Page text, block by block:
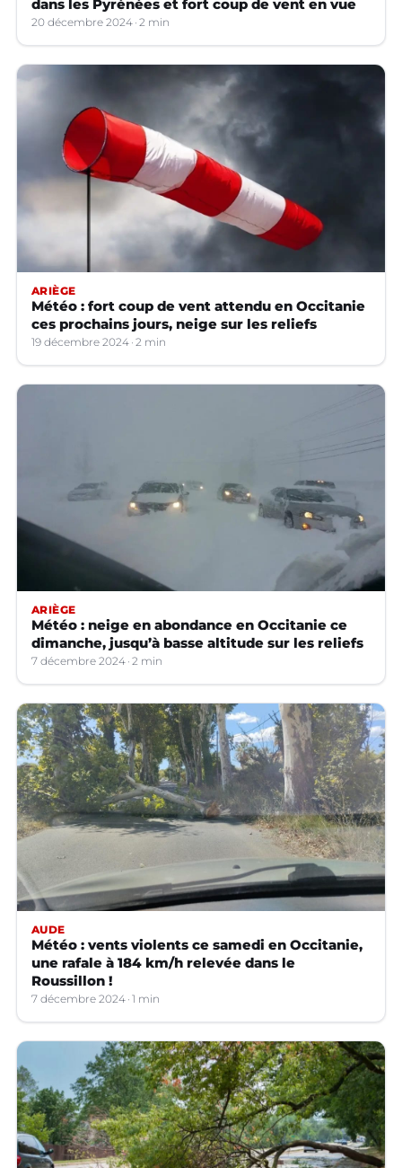
dans les Pyrénées et fort coup de vent en vue
20 décembre 2024 2 min
ARIÈGE
Météo : fort coup de vent attendu en Occitanie
ces prochains jours, neige sur les reliefs
19 décembre 2024 2 min
ARIÈGE
Météo : neige en abondance en Occitanie ce
dimanche, jusqu’à basse altitude sur les reliefs
7 décembre 2024 2 min
AUDE
Météo : vents violents ce samedi en Occitanie,
une rafale à 184 km/h relevée dans le
Roussillon !
7 décembre 2024 1 min